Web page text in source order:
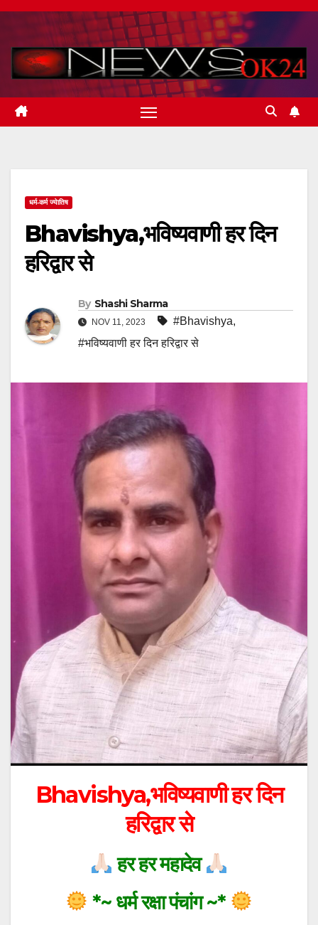
Skip
content
धर्म-कर्म ज्येातिष
Bhavishya,भविष्यवाणी हर दिन
हरिद्वार से
By Shashi Sharma
NOV 11, 2023 #Bhavishya,
#भविष्यवाणी हर दिन हरिद्वार से
Bhavishya,भविष्यवाणी हर दिन
हरिद्वार से
हर हर महादेव
*~ धर्म रक्षा पंचांग ~*